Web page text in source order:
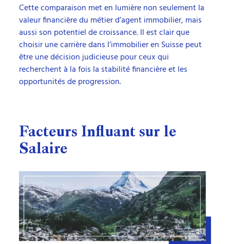
Cette comparaison met en lumière non seulement la
valeur financière du métier d’agent immobilier, mais
aussi son potentiel de croissance. Il est clair que
choisir une carrière dans l’immobilier en Suisse peut
être une décision judicieuse pour ceux qui
recherchent à la fois la stabilité financière et les
opportunités de progression.
Facteurs Influant sur le
Salaire